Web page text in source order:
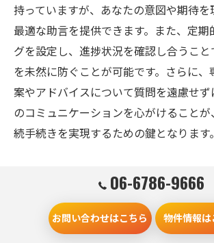
持っていますが、あなたの意図や期待を
最適な助言を提供できます。また、定期
グを設定し、進捗状況を確認し合うこ
を未然に防ぐことが可能です。さらに、
案やアドバイスについて質問を遠慮せ
のコミュニケーションを心がけること
続手続きを実現するための鍵となります。
相続の複雑性を解消するための専門家
を含んでいます。このような複雑性を解
門家のサポートが不可欠です。弁護士や
06-6786-9666
お問い合わせはこちら 物件情報は